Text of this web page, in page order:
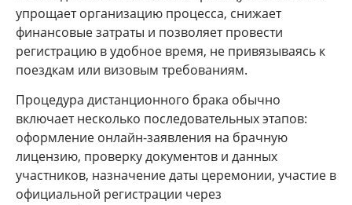
упрощает организацию процесса, снижает
финансовые затраты и позволяет провести
регистрацию в удобное время, не привязываясь к
поездкам или визовым требованиям.
Процедура дистанционного брака обычно
включает несколько последовательных этапов:
оформление онлайн-заявления на брачную
лицензию, проверку документов и данных
участников, назначение даты церемонии, участие в
официальной регистрации через